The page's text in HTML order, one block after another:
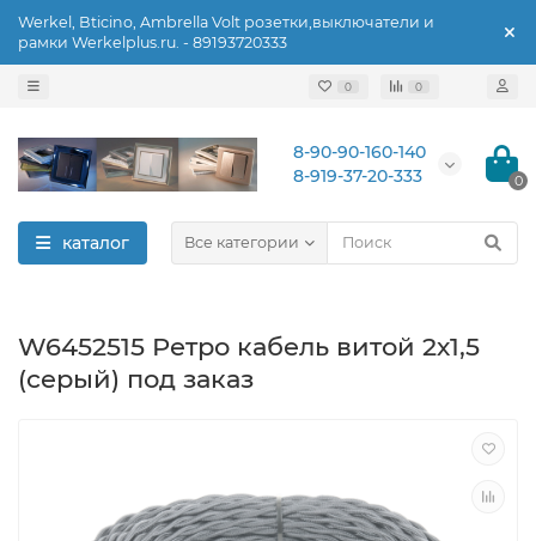
Werkel, Bticino, Ambrella Volt розетки,выключатели и
рамки Werkelplus.ru. - 89193720333
0 0
8-90-90-160-140
8-919-37-20-333
0
каталог Все категории
W6452515 Ретро кабель витой 2х1,5
(серый) под заказ